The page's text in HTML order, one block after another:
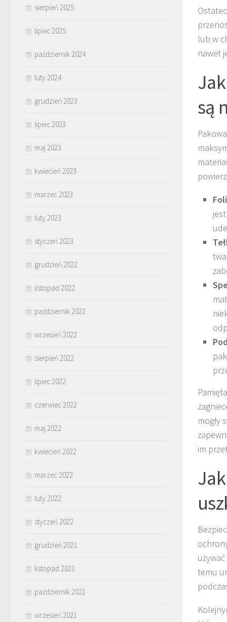
lub w
nawet
są
mogły
im
używać
temu
sierpień 2025
lipiec 2025
październik 2024
luty 2024
grudzień 2023
lipiec 2023
maj 2023
kwiecień 2023
marzec 2023
luty 2023
styczeń 2023
grudzień 2022
listopad 2022
październik 2022
wrzesień 2022
sierpień 2022
lipiec 2022
czerwiec 2022
maj 2022
kwiecień 2022
marzec 2022
luty 2022
styczeń 2022
grudzień 2021
listopad 2021
październik 2021
wrzesień 2021